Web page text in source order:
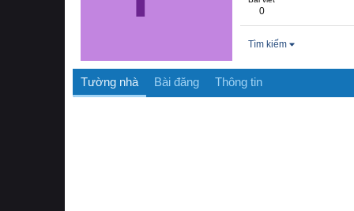
0
Tìm kiếm
Tường nhà Bài đăng Thông tin